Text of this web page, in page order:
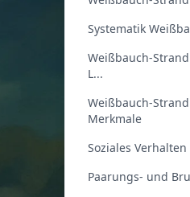
Systematik
Weißbauch-
L...
Weißbauch-
Merkmale
Soziales Verhalten
Paarungs- und